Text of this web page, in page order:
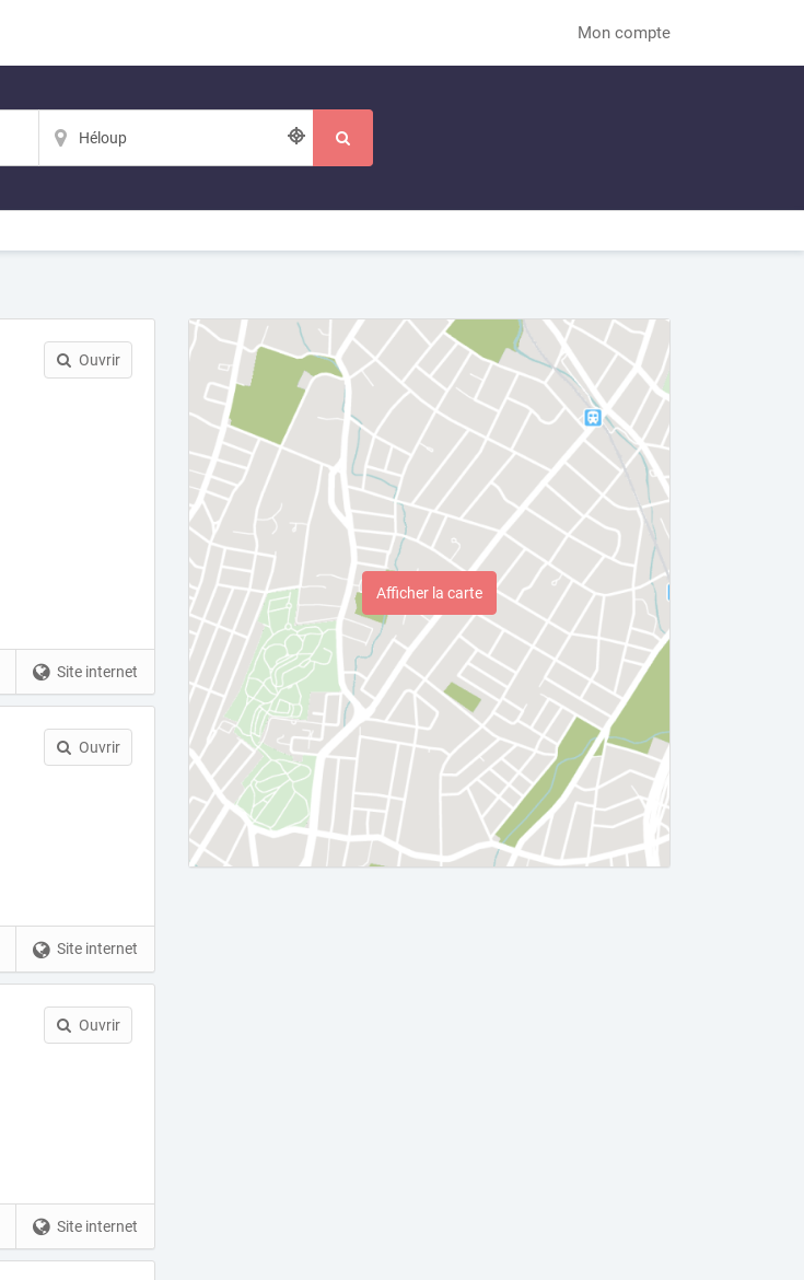
Mon compte
Ouvrir
Site internet
Ouvrir
Site internet
Ouvrir
Site internet
Afficher la carte